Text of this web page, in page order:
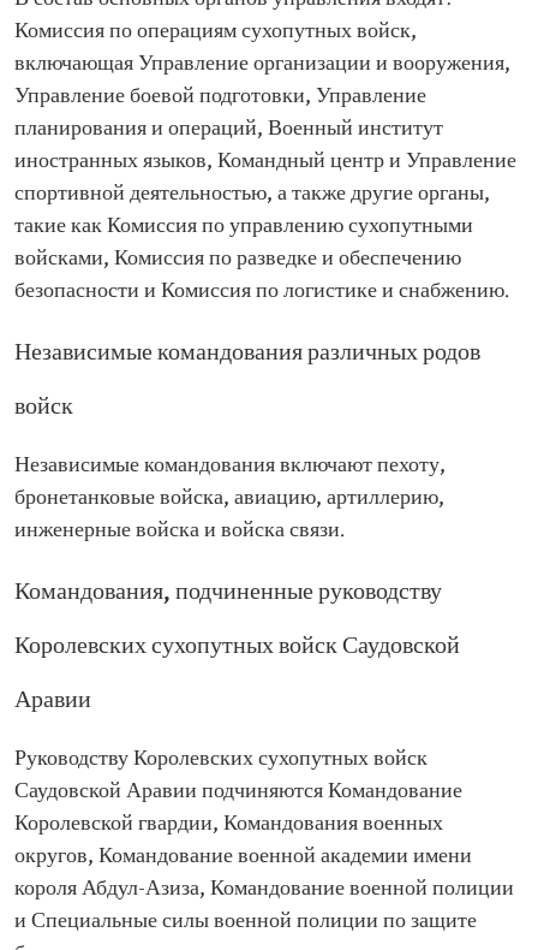
Комиссия по операциям сухопутных войск,
включающая Управление организации и вооружения,
Управление боевой подготовки, Управление
планирования и операций, Военный институт
иностранных языков, Командный центр и Управление
спортивной деятельностью, а также другие органы,
такие как Комиссия по управлению сухопутными
войсками, Комиссия по разведке и обеспечению
безопасности и Комиссия по логистике и снабжению.
Независимые командования различных родов
войск
Независимые командования включают пехоту,
бронетанковые войска, авиацию, артиллерию,
инженерные войска и войска связи.
Командования, подчиненные руководству
Королевских сухопутных войск Саудовской
Аравии
Руководству Королевских сухопутных войск
Саудовской Аравии подчиняются Командование
Королевской гвардии, Командования военных
округов, Командование военной академии имени
короля Абдул-Азиза, Командование военной полиции
и Специальные силы военной полиции по защите